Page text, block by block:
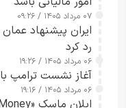
۰۷ مرداد ۱۴۰۵ / ۰۹:۲۶
ایران پیشنهاد
رد کرد
۰۶ مرداد ۱۴۰۵ / ۱۹:۲۶
آغاز نشست ترامپ
۰۶ مرداد ۱۴۰۵ / ۱۹:۱۶
ایلان ماسک «X Money» را در آمریکا راه‌اندازی کرد